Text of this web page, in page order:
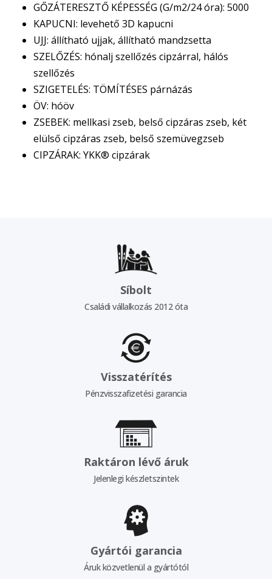
GŐZÁTERESZTŐ KÉPESSÉG (G/m2/24 óra): 5000
KAPUCNI: levehető 3D kapucni
UJJ: állítható ujjak, állítható mandzsetta
SZELŐZÉS: hónalj szellőzés cipzárral, hálós
szellőzés
SZIGETELÉS: TÖMÍTÉSES párnázás
ÖV: hóöv
ZSEBEK: mellkasi zseb, belső cipzáras zseb, két
elülső cipzáras zseb, belső szemüvegzseb
CIPZÁRAK: YKK® cipzárak
Síbolt
Családi vállalkozás 2012 óta
Visszatérítés
Pénzvisszafizetési garancia
Raktáron lévő áruk
Jelenlegi készletszintek
Gyártói garancia
Áruk közvetlenül a gyártótól